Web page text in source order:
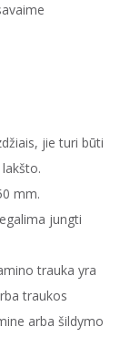
jie turi būti
mm.
jungti
trauka yra
traukos
arba šildymo